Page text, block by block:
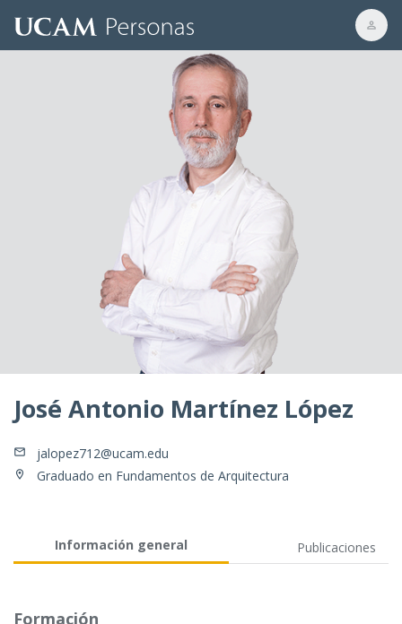
José Antonio Martínez López
jalopez712@ucam.edu
Graduado en Fundamentos de Arquitectura
Información general Publicaciones
Formación